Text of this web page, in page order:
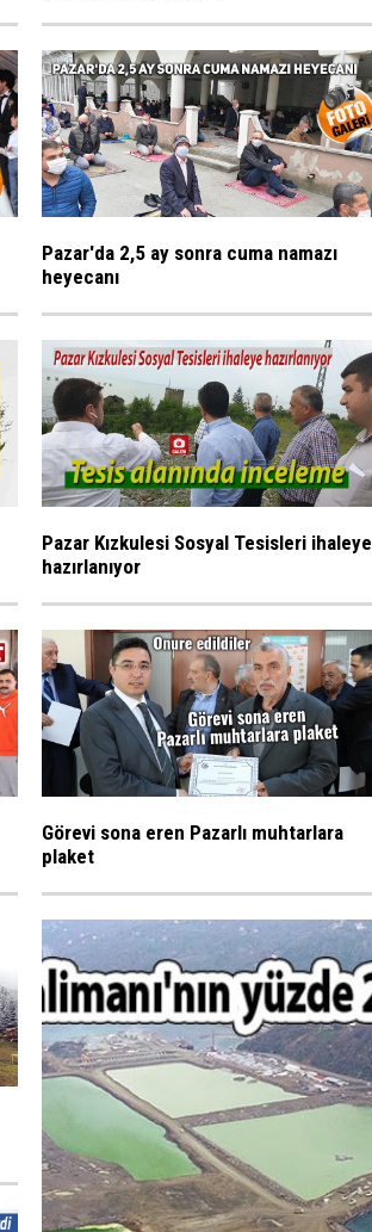
Pazar'da 2,5 ay sonra cuma namazı
heyecanı
Pazar Kızkulesi Sosyal Tesisleri ihaleye
hazırlanıyor
Görevi sona eren Pazarlı muhtarlara
plaket